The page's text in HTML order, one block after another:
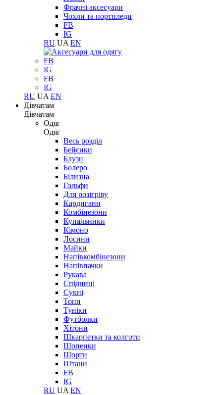
Фрачні аксесуари
Чохли та портпледи
FB
IG
RU UA EN
FB
IG
FB
IG
RU UA EN
Дівчатам
Дівчатам
Одяг
Одяг
Весь розділ
Бейсики
Блузи
Болеро
Білизна
Гольфи
Для розігріву
Кардигани
Комбінезони
Купальники
Кімоно
Лосини
Майки
Напівкомбінезони
Напівпачки
Рукава
Спідниці
Сукні
Топи
Туніки
Футболки
Хітони
Шкарпетки та колготи
Шопенки
Шорти
Штани
FB
IG
RU UA EN